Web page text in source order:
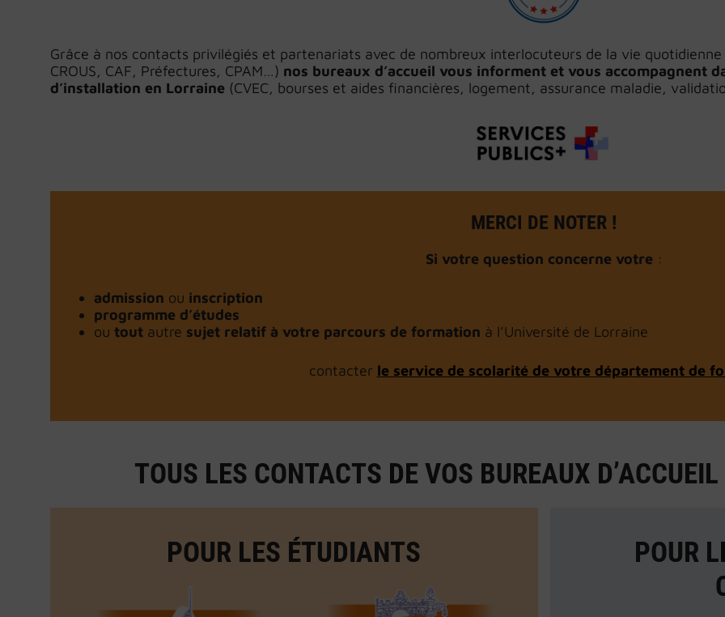
Grâce à nos contacts privilégiés et partenariats avec de nombreux interlocuteurs de la vie
CROUS, CAF, Préfectures, CPAM…) nos bureaux d’accueil vous informent et vous accompagnent
d’installation en Lorraine (CVEC, bourses et aides financières, logement, assurance maladie,
MERCI DE NOTER !
Si votre question concerne votre:
admission ou inscription
programme d’études
ou tout autre sujet relatif à votre parcours de formation à l’Université de Lorraine
contacter le service de scolarité de votre département de
TOUS LES CONTACTS DE VOS BUREAUX
POUR LES ÉTUDIANTS
POUR